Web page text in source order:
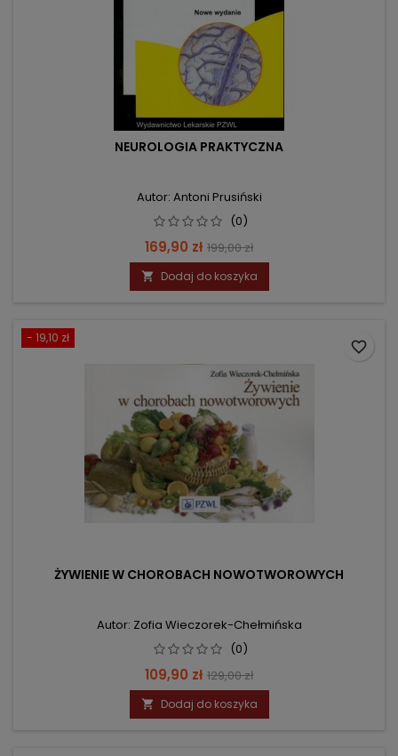
NEUROLOGIA PRAKTYCZNA
Autor: Antoni Prusiński
(0)
Cena
169,90 zł Cena
podstawowa
199,00 zł
 Dodaj do koszyka
- 19,10 zł
ŻYWIENIE W CHOROBACH NOWOTWOROWYCH
Autor: Zofia Wieczorek-Chełmińska
(0)
Cena
109,90 zł Cena
podstawowa
129,00 zł
 Dodaj do koszyka
favorite_border